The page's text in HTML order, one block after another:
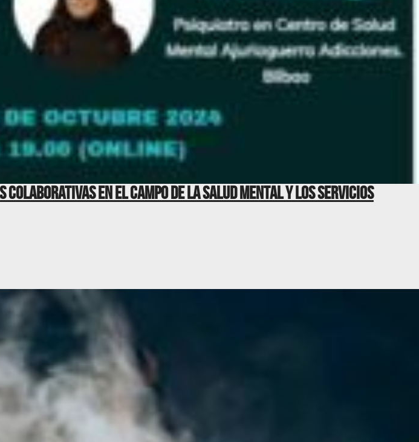
colaborativas en el campo de la salud mental y los servicios